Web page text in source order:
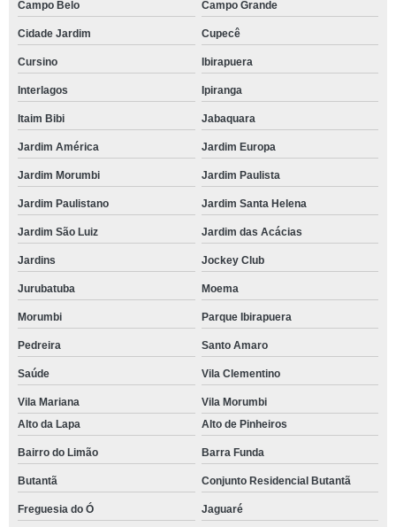
Campo Belo Campo Grande
Cidade Jardim Cupecê
Cursino Ibirapuera
Interlagos Ipiranga
Itaim Bibi Jabaquara
Jardim América Jardim Europa
Jardim Morumbi Jardim Paulista
Jardim Paulistano Jardim Santa Helena
Jardim São Luiz Jardim das Acácias
Jardins Jockey Club
Jurubatuba Moema
Morumbi Parque Ibirapuera
Pedreira Santo Amaro
Saúde Vila Clementino
Vila Mariana
Vila Morumbi
Alto da Lapa
Alto de Pinheiros
Bairro do Limão Barra Funda
Butantã Conjunto Residencial Butantã
Freguesia do Ó Jaguaré